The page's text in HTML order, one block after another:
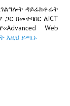
ዳይሬክቶሬት
በመተባበር ለICT
Web
እዚህ ይጫኑ